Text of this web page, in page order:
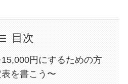
目次
円にするための方
を書こう〜